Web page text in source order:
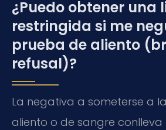
¿Puedo obtener una
restringida si me
prueba de aliento
refusal)?
La negativa a someterse a
aliento o de sangre conlleva